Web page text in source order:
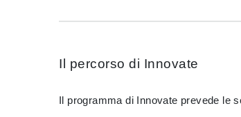
Il percorso di Innovate
Il programma di Innovate prevede le